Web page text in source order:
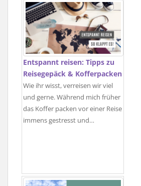
Entspannt reisen: Tipps zu
Reisegepäck & Kofferpacken
Wie ihr wisst, verreisen wir viel
und gerne. Während mich früher
das Koffer packen vor einer Reise
immens gestresst und…